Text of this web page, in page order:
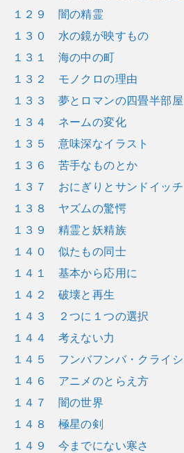
１２９ 闇の精霊
１３０ 水の鏡が映すもの
１３１ 海の中の町
１３２ モノクロの理由
１３３ 夢とロマンの四畳半部屋
１３４ ネームの変化
１３５ 意味深なイラスト
１３６ 苦手なものとか
１３７ おにぎりとサンドイッチ
１３８ ヤズムの驚愕
１３９ 精霊と妖精族
１４０ 似たもの同士
１４１ 基本から応用に
１４２ 破壊と再生
１４３ ２つに１つの選択
１４４ 考えない力
１４５ フンバフンバ・クライシ
１４６ アニメのとらえ方
１４７ 闇の世界
１４８ 極星の剣
１４９ 今までにない寒さ